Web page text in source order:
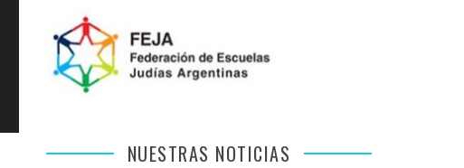
NUESTRAS NOTICIAS